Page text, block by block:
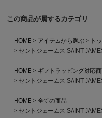
この商品が属するカテゴリ
HOME アイテムから選ぶ ト
セントジェームス SAINT
HOME
ギフトラッピング対応
セントジェームス SAINT
HOME
全ての商品
セントジェームス SAINT